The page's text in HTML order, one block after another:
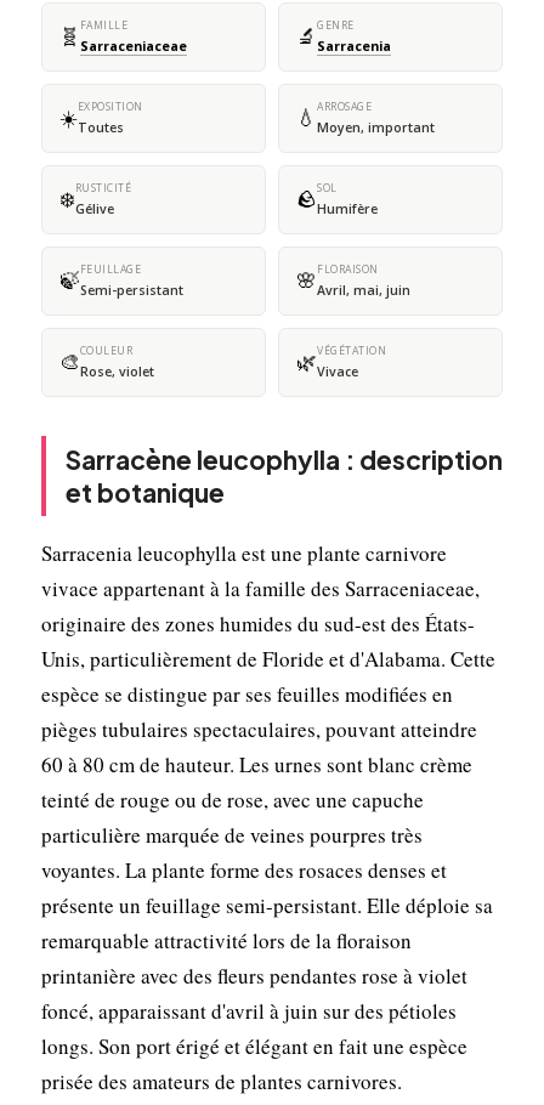
🧬 FAMILLE
Sarraceniaceae 🔬 GENRE
Sarracenia
☀️EXPOSITION
Toutes 💧 ARROSAGE
Moyen, important
❄️RUSTICITÉ
Gélive 🪨SOL
Humifère
🍃FEUILLAGE
Semi-persistant 🌸 FLORAISON
Avril, mai, juin
🎨COULEUR
Rose, violet 🌿VÉGÉTATION
Vivace
Sarracène leucophylla : description
et botanique
Sarracenia leucophylla est une plante carnivore
vivace appartenant à la famille des Sarraceniaceae,
originaire des zones humides du sud-est des États-
Unis, particulièrement de Floride et d'Alabama. Cette
espèce se distingue par ses feuilles modifiées en
pièges tubulaires spectaculaires, pouvant atteindre
60 à 80 cm de hauteur. Les urnes sont blanc crème
teinté de rouge ou de rose, avec une capuche
particulière marquée de veines pourpres très
voyantes. La plante forme des rosaces denses et
présente un feuillage semi-persistant. Elle déploie sa
remarquable attractivité lors de la floraison
printanière avec des fleurs pendantes rose à violet
foncé, apparaissant d'avril à juin sur des pétioles
longs. Son port érigé et élégant en fait une espèce
prisée des amateurs de plantes carnivores.